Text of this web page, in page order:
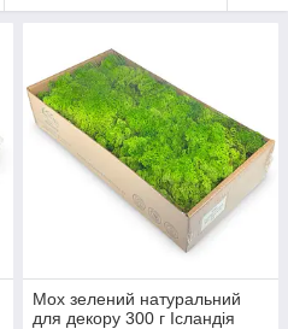
Мох зелений натуральний
для декору 300 г Ісландія